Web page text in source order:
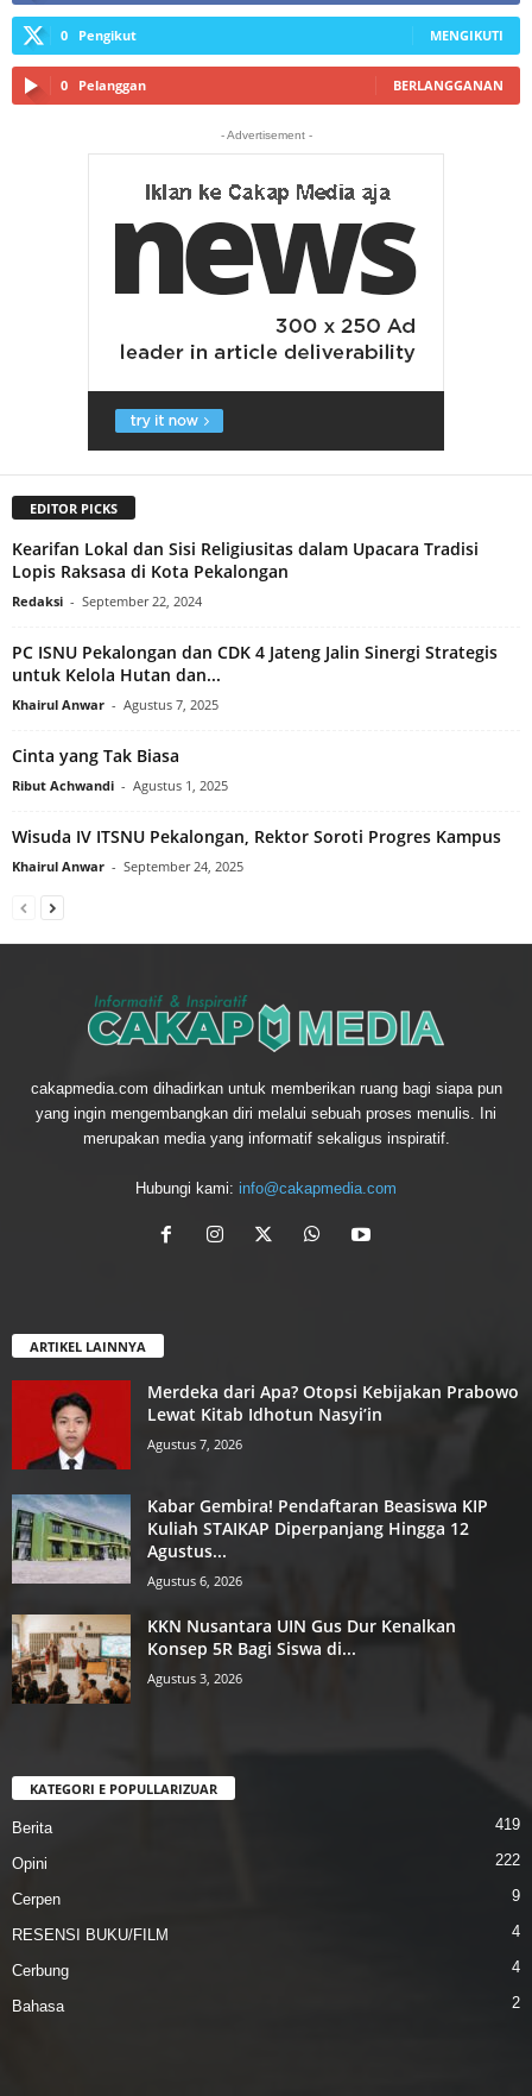
0 Pengikut MENGIKUTI
0 Pelanggan BERLANGGANAN
- Advertisement -
EDITOR PICKS
Kearifan Lokal dan Sisi Religiusitas dalam Upacara Tradisi
Lopis Raksasa di Kota Pekalongan
Redaksi - September 22, 2024
PC ISNU Pekalongan dan CDK 4 Jateng Jalin Sinergi Strategis
untuk Kelola Hutan dan...
Khairul Anwar - Agustus 7, 2025
Cinta yang Tak Biasa
Ribut Achwandi - Agustus 1, 2025
Wisuda IV ITSNU Pekalongan, Rektor Soroti Progres Kampus
Khairul Anwar - September 24, 2025
cakapmedia.com dihadirkan untuk memberikan ruang bagi siapa pun
yang ingin mengembangkan diri melalui sebuah proses menulis. Ini
merupakan media yang informatif sekaligus inspiratif.
Hubungi kami: info@cakapmedia.com
ARTIKEL LAINNYA
Merdeka dari Apa? Otopsi Kebijakan Prabowo
Lewat Kitab Idhotun Nasyi’in
Agustus 7, 2026
Kabar Gembira! Pendaftaran Beasiswa KIP
Kuliah STAIKAP Diperpanjang Hingga 12
Agustus...
Agustus 6, 2026
KKN Nusantara UIN Gus Dur Kenalkan
Konsep 5R Bagi Siswa di...
Agustus 3, 2026
KATEGORI E POPULLARIZUAR
Berita 419
Opini 222
Cerpen 9
RESENSI BUKU/FILM 4
Cerbung 4
Bahasa 2